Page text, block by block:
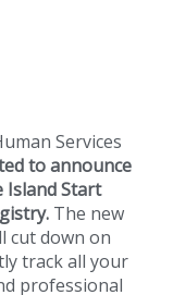
Services
to announce
Island Start
The new
cut down on
track all your
professional